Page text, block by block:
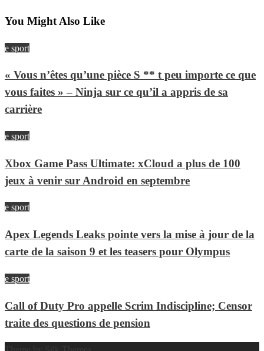
You Might Also Like
e sport
« Vous n’êtes qu’une pièce S ** t peu importe ce que
vous faites » – Ninja sur ce qu’il a appris de sa
carrière
e sport
Xbox Game Pass Ultimate: xCloud a plus de 100
jeux à venir sur Android en septembre
e sport
Apex Legends Leaks pointe vers la mise à jour de la
carte de la saison 9 et les teasers pour Olympus
e sport
Call of Duty Pro appelle Scrim Indiscipline; Censor
traite des questions de pension